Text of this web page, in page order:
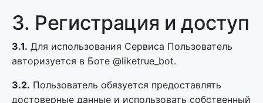
3. Регистрация и доступ
3.1. Для использования Сервиса Пользователь
авторизуется в Боте @liketrue_bot.
3.2. Пользователь обязуется предоставлять
достоверные данные и использовать собственный